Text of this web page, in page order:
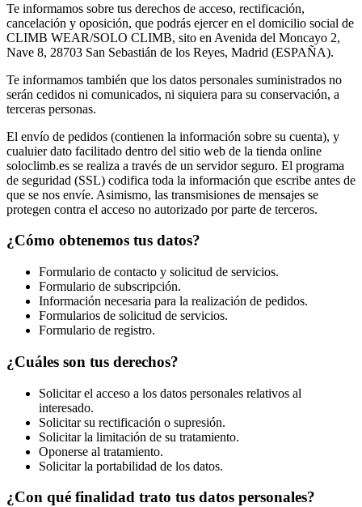
Te informamos sobre tus derechos de acceso, rectificación,
cancelación y oposición, que podrás ejercer en el domicilio social de
CLIMB WEAR/SOLO CLIMB, sito en Avenida del Moncayo 2,
Nave 8, 28703 San Sebastián de los Reyes, Madrid (ESPAÑA).
Te informamos también que los datos personales suministrados no
serán cedidos ni comunicados, ni siquiera para su conservación, a
terceras personas.
El envío de pedidos (contienen la información sobre su cuenta), y
cualuier dato facilitado dentro del sitio web de la tienda online
soloclimb.es se realiza a través de un servidor seguro. El programa
de seguridad (SSL) codifica toda la información que escribe antes de
que se nos envíe. Asimismo, las transmisiones de mensajes se
protegen contra el acceso no autorizado por parte de terceros.
¿Cómo obtenemos tus datos?
Formulario de contacto y solicitud de servicios.
Formulario de subscripción.
Información necesaria para la realización de pedidos.
Formularios de solicitud de servicios.
Formulario de registro.
¿Cuáles son tus derechos?
Solicitar el acceso a los datos personales relativos al
interesado.
Solicitar su rectificación o supresión.
Solicitar la limitación de su tratamiento.
Oponerse al tratamiento.
Solicitar la portabilidad de los datos.
¿Con qué finalidad trato tus datos personales?